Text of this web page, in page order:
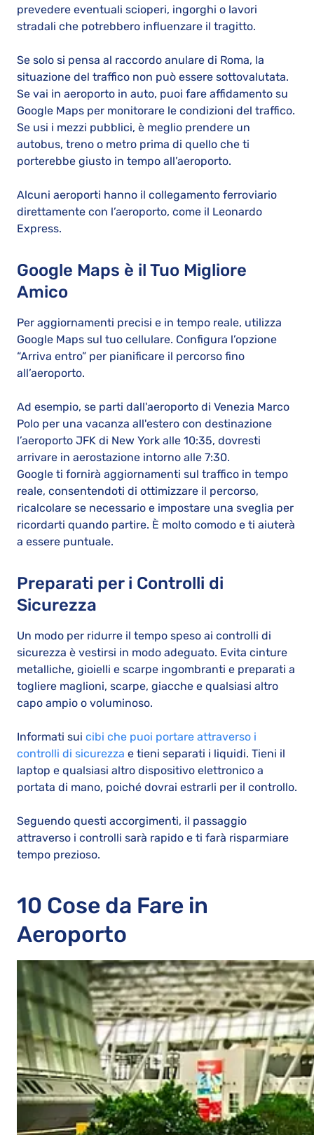
prevedere eventuali scioperi, ingorghi o lavori
stradali che potrebbero influenzare il tragitto.
Se solo si pensa al raccordo anulare di Roma, la
situazione del traffico non può essere sottovalutata.
Se vai in aeroporto in auto, puoi fare affidamento su
Google Maps per monitorare le condizioni del traffico.
Se usi i mezzi pubblici, è meglio prendere un
autobus, treno o metro prima di quello che ti
porterebbe giusto in tempo all’aeroporto.
Alcuni aeroporti hanno il collegamento ferroviario
direttamente con l’aeroporto, come il Leonardo
Express.
Google Maps è il Tuo Migliore
Amico
Per aggiornamenti precisi e in tempo reale, utilizza
Google Maps sul tuo cellulare. Configura l’opzione
“Arriva entro” per pianificare il percorso fino
all’aeroporto.
Ad esempio, se parti dall'aeroporto di Venezia Marco
Polo per una vacanza all'estero con destinazione
l’aeroporto JFK di New York alle 10:35, dovresti
arrivare in aerostazione intorno alle 7:30.
Google ti fornirà aggiornamenti sul traffico in tempo
reale, consentendoti di ottimizzare il percorso,
ricalcolare se necessario e impostare una sveglia per
ricordarti quando partire. È molto comodo e ti aiuterà
a essere puntuale.
Preparati per i Controlli di
Sicurezza
Un modo per ridurre il tempo speso ai controlli di
sicurezza è vestirsi in modo adeguato. Evita cinture
metalliche, gioielli e scarpe ingombranti e preparati a
togliere maglioni, scarpe, giacche e qualsiasi altro
capo ampio o voluminoso.
Informati sui cibi che puoi portare attraverso i
controlli di sicurezza e tieni separati i liquidi. Tieni il
laptop e qualsiasi altro dispositivo elettronico a
portata di mano, poiché dovrai estrarli per il controllo.
Seguendo questi accorgimenti, il passaggio
attraverso i controlli sarà rapido e ti farà risparmiare
tempo prezioso.
10 Cose da Fare in
Aeroporto